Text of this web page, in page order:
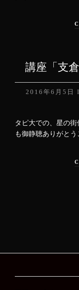
講座「支
2016年6月5日
タピ大での、星の
も御静聴ありがと